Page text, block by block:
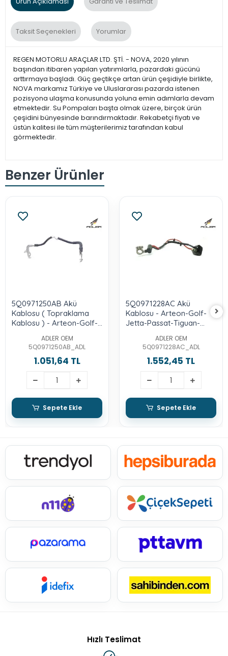
Taksit Seçenekleri Yorumlar
REGEN MOTORLU ARAÇLAR LTD. ŞTİ. - NOVA, 2020 yılının
başından itibaren yapılan yatırımlarla, pazardaki gücünü
arttırmaya başladı. Güç geçtikçe artan ürün çeşidiyle birlikte,
NOVA markamız Türkiye ve Uluslararası pazarda istenen
pozisyona ulaşma konusunda yoluna emin adımlarla devam
etmektedir. Su Pompaları başta olmak üzere, birçok ürün
çeşidini bünyesinde barındırmaktadır. Rekabetçi fiyatı ve
üstün kalitesi ile tüm müşterilerimiz tarafından kabul
görmektedir.
Benzer Ürünler
5Q0971250AB Akü
Kablosu ( Topraklama
Kablosu ) - Arteon-Golf-
Karoq-Kodiaq-Octavia-
Superb-A3-Leon-Ateca
ADLER OEM
5Q0971250AB_ADL
1.051,64 TL
Sepete Ekle
5Q0971228AC Akü
Kablosu - Arteon-Golf-
Jetta-Passat-Tiguan-
Superb-A3-Leon-Ateca
ADLER OEM
5Q0971228AC_ADL
1.552,45 TL
Sepete Ekle
Hızlı Teslimat